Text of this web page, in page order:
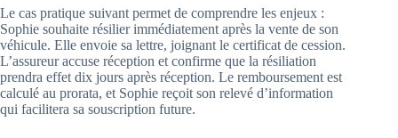
Le cas pratique suivant permet de comprendre les enjeux :
Sophie souhaite résilier immédiatement après la vente de son
véhicule. Elle envoie sa lettre, joignant le certificat de cession.
L’assureur accuse réception et confirme que la résiliation
prendra effet dix jours après réception. Le remboursement est
calculé au prorata, et Sophie reçoit son relevé d’information
qui facilitera sa souscription future.